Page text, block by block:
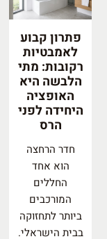
פתרון קבוע
לאמבטיות
רקובות: מתי
הלבשה היא
האופציה
היחידה לפני
הרס
חדר הרחצה
הוא אחד
החללים
המורכבים
ביותר לתחזוקה
בבית הישראלי.